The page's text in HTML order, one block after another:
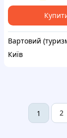
Київ
1 2